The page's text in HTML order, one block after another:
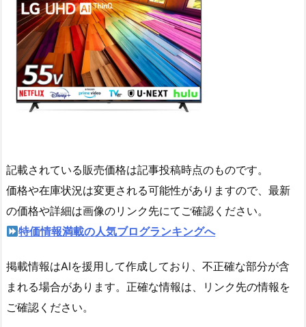
記載されている販売価格は記事投稿時点のものです。
価格や在庫状況は変更される可能性がありますので、最新
の価格や詳細は画像のリンク先にてご確認ください。
特価情報満載の人気ブログランキングへ
掲載情報はAIを援用して作成しており、不正確な部分が含
まれる場合があります。正確な情報は、リンク先の情報を
ご確認ください。